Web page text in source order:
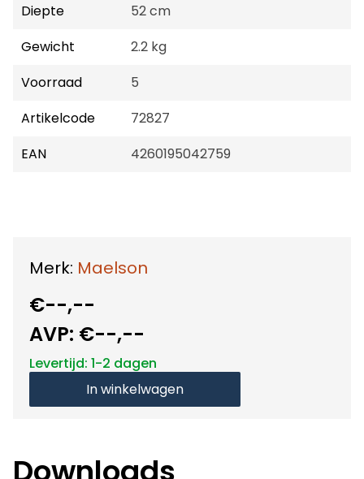
Diepte
52 cm
Gewicht
2.2 kg
Voorraad
5
Artikelcode
72827
EAN
4260195042759
Merk: Maelson
€--,--
AVP: €--,--
Levertijd: 1-2 dagen
In winkelwagen